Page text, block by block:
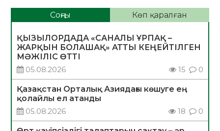
Соңғы Көп қаралған
ҚЫЗЫЛОРДАДА «САНАЛЫ ҰРПАҚ –
ЖАРҚЫН БОЛАШАҚ» АТТЫ КЕҢЕЙТІЛГЕН
МӘЖІЛІС ӨТТІ
05.08.2026
15 0
Қазақстан Орталық Азиядағы көшуге ең
қолайлы ел атанды
05.08.2026
18 0